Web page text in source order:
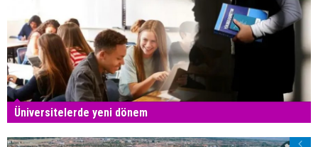
Üniversitelerde yeni dönem